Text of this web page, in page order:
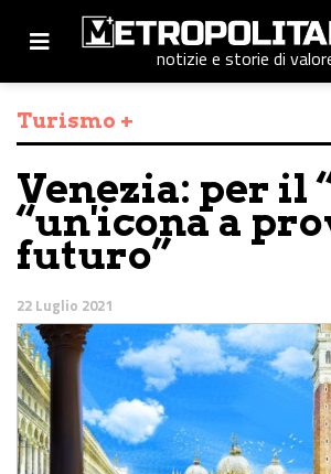
notizie e storie di
Turismo +
Venezia: per il
“un'icona a
futuro”
22 Luglio 2021